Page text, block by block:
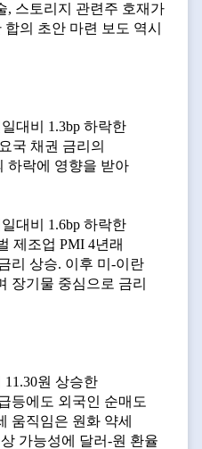
, 스토리지 관련주 호재가
의 초안 마련 보도 역시
대비 1.3bp 하락한
국 채권 금리의
하락에 영향을 받아
대비 1.6bp 하락한
제조업 PMI 4년래
리 상승. 이후 미-이란
장기물 중심으로 금리
원 상승한
등에도 외국인 순매도
움직임은 원화 약세
가능성에 달러-원 환율